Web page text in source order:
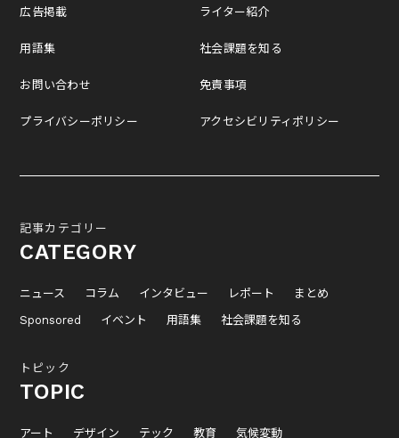
広告掲載
用語集
お問い合わせ
プライバシーポリシー
ライター紹介
社会課題を知る
免責事項
アクセシビリティポリシー
記事カテゴリー
CATEGORY
ニュース コラム インタビュー レポート
まとめ
Sponsored
イベント 用語集 社会課題を知る
トピック
TOPIC
アート デザイン テック 教育 気候変動